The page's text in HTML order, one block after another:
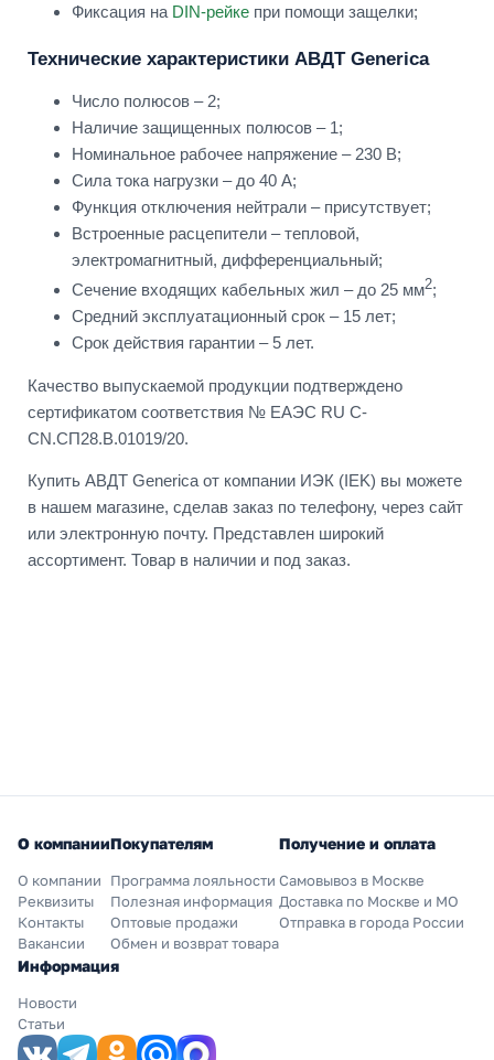
Фиксация на DIN-рейке при помощи защелки;
Технические характеристики АВДТ Generica
Число полюсов – 2;
Наличие защищенных полюсов – 1;
Номинальное рабочее напряжение – 230 В;
Сила тока нагрузки – до 40 А;
Функция отключения нейтрали – присутствует;
Встроенные расцепители – тепловой,
электромагнитный, дифференциальный;
Сечение входящих кабельных жил – до 25 мм2;
Средний эксплуатационный срок – 15 лет;
Срок действия гарантии – 5 лет.
Качество выпускаемой продукции подтверждено
сертификатом соответствия № ЕАЭС RU C-
CN.СП28.В.01019/20.
Купить АВДТ Generica от компании ИЭК (IEK) вы можете
в нашем магазине, сделав заказ по телефону, через сайт
или электронную почту. Представлен широкий
ассортимент. Товар в наличии и под заказ.
О компании
О компании
Реквизиты
Контакты
Вакансии
Покупателям
Программа лояльности
Полезная информация
Оптовые продажи
Обмен и возврат товара
Получение и оплата
Самовывоз в Москве
Доставка по Москве и МО
Отправка в города России
Информация
Новости
Статьи